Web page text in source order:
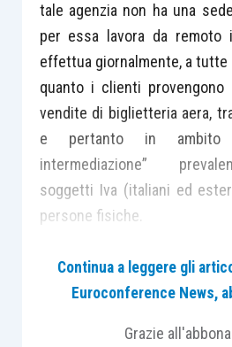
tale agenzia non ha una
per essa lavora da remoto
effettua giornalmente, a tutte
quanto i clienti
vendite di biglietteria aera,
e pertanto in
intermediazione”
soggetti Iva (italiani ed
persone fisiche.
Tale “pratica di
movimenti contabili:
Continua a leggere gli
Euroconference News,
Grazie